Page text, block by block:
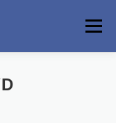
Menü
BASISWISSEN